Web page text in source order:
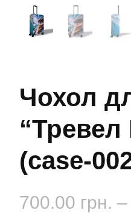
Чохол
“Тревел
(case-
700.00 грн. –